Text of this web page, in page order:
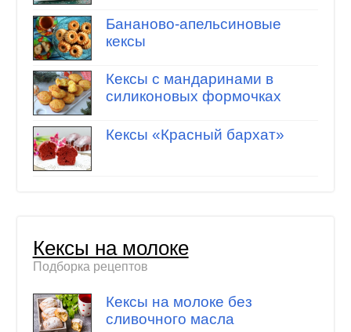
Бананово-апельсиновые
кексы
Кексы с мандаринами в
силиконовых формочках
Кексы «Красный бархат»
Кексы на молоке
Подборка рецептов
Кексы на молоке без
сливочного масла